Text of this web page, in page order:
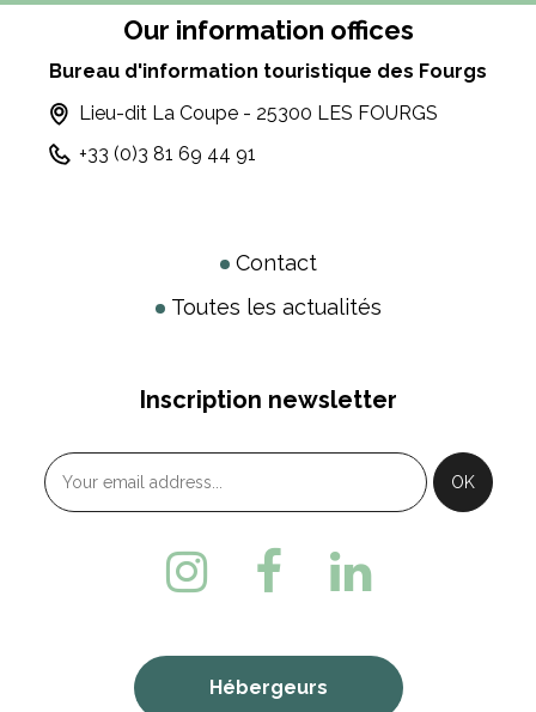
Our information offices
Bureau d'information touristique des Fourgs
Lieu-dit La Coupe - 25300 LES FOURGS
+33 (0)3 81 69 44 91
Contact
Toutes les actualités
Inscription newsletter
Hébergeurs